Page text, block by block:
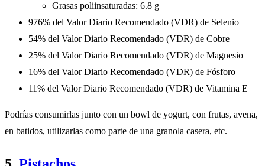
Grasas poliinsaturadas: 6.8 g
976% del Valor Diario Recomendado (VDR) de Selenio
54% del Valor Diario Recomendado (VDR) de Cobre
25% del Valor Diario Recomendado (VDR) de Magnesio
16% del Valor Diario Recomendado (VDR) de Fósforo
11% del Valor Diario Recomendado (VDR) de Vitamina E
Podrías consumirlas junto con un bowl de yogurt, con frutas, avena,
en batidos, utilizarlas como parte de una granola casera, etc.